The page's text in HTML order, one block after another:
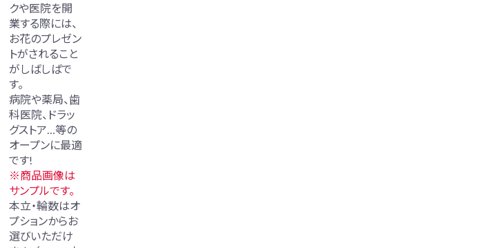
クや医院を開
業する際には、
お花のプレゼン
トがされること
がしばしばで
す。
病院や薬局、歯
科医院、ドラッ
グストア…等の
オープンに最適
です!
※商品画像は
サンプルです。
本立・輪数はオ
プションからお
選びいただけ